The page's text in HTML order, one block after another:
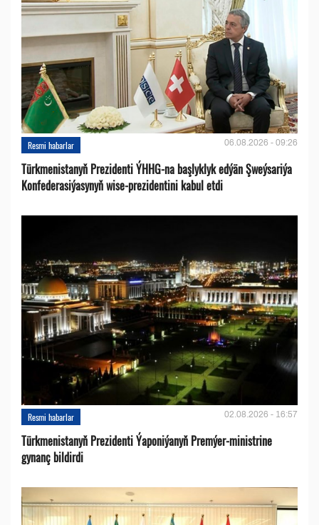
Resmi habarlar 06.08.2026 - 09:26
Türkmenistanyň Prezidenti ÝHHG-na başlyklyk edýän Şweýsariýa
Konfederasiýasynyň wise-prezidentini kabul etdi
Resmi habarlar 02.08.2026 - 16:57
Türkmenistanyň Prezidenti Ýaponiýanyň Premýer-ministrine
gynanç bildirdi